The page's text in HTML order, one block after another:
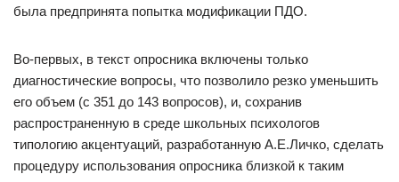
была предпринята попытка модификации ПДО.
Во-первых, в текст опросника включены только
диагностические вопросы, что позволило резко уменьшить
его объем (с 351 до 143 вопросов), и, сохранив
распространенную в среде школьных психологов
типологию акцентуаций, разработанную А.Е.Личко, сделать
процедуру использования опросника близкой к таким